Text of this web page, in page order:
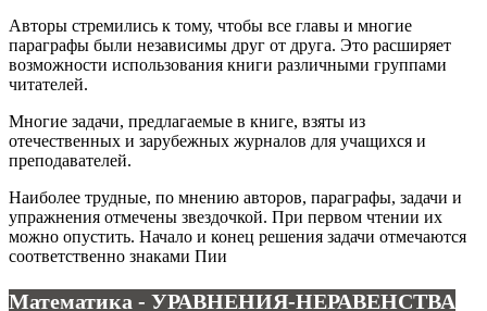
Авторы стремились к тому, чтобы все главы и многие
параграфы были независимы друг от друга. Это расширяет
возможности использования книги различными группами
читателей.
Многие задачи, предлагаемые в книге, взяты из
отечественных и зарубежных журналов для учащихся и
преподавателей.
Наиболее трудные, по мнению авторов, параграфы, задачи и
упражнения отмечены звездочкой. При первом чтении их
можно опустить. Начало и конец решения задачи отмечаются
соответственно знаками Пии
Математика - УРАВНЕНИЯ-НЕРАВЕНСТВА